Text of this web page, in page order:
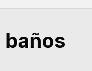
baños